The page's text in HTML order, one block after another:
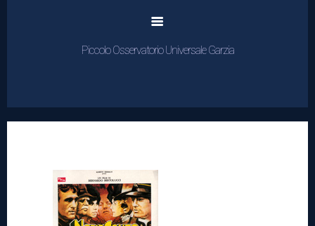
Piccolo Osservatorio Universale Garzia
Cinema